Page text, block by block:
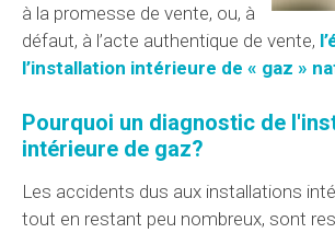
à la promesse de vente, ou, à
défaut, à l’acte authentique de vente,
l’installation intérieure de « gaz »
Pourquoi un diagnostic de
intérieure de gaz?
Les accidents dus aux installations
tout en restant peu nombreux, sont